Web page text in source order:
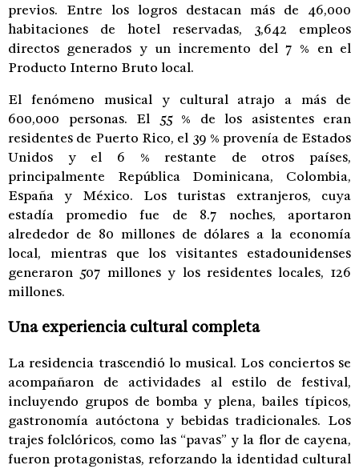
previos. Entre los logros destacan más de 46,000
habitaciones de hotel reservadas, 3,642 empleos
directos generados y un incremento del 7 % en el
Producto Interno Bruto local.
El fenómeno musical y cultural atrajo a más de
600,000 personas. El 55 % de los asistentes eran
residentes de Puerto Rico, el 39 % provenía de Estados
Unidos y el 6 % restante de otros países,
principalmente República Dominicana, Colombia,
España y México. Los turistas extranjeros, cuya
estadía promedio fue de 8.7 noches, aportaron
alrededor de 80 millones de dólares a la economía
local, mientras que los visitantes estadounidenses
generaron 507 millones y los residentes locales, 126
millones.
Una experiencia cultural completa
La residencia trascendió lo musical. Los conciertos se
acompañaron de actividades al estilo de festival,
incluyendo grupos de bomba y plena, bailes típicos,
gastronomía autóctona y bebidas tradicionales. Los
trajes folclóricos, como las “pavas” y la flor de cayena,
fueron protagonistas, reforzando la identidad cultural